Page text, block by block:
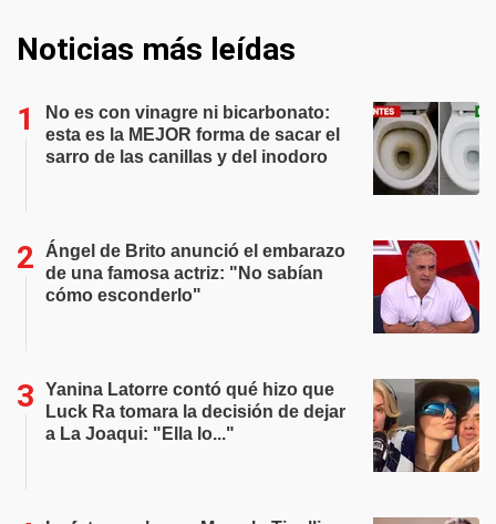
Noticias más leídas
No es con vinagre ni bicarbonato:
esta es la MEJOR forma de sacar el
sarro de las canillas y del inodoro
Ángel de Brito anunció el embarazo
de una famosa actriz: "No sabían
cómo esconderlo"
Yanina Latorre contó qué hizo que
Luck Ra tomara la decisión de dejar
a La Joaqui: "Ella lo..."